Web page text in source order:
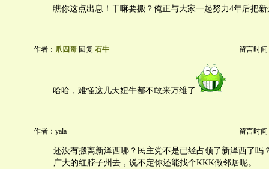
瞧你这点出息！干嘛要搬？俺正与大家一起努力4年后把
作者： 爪四哥 回复 石牛 留言时间
哈哈，难怪这几天妞牛都不敢来万维了
作者：yala 留言时间
还没有搬离新泽西哪？民主党不是已经占领了新泽西了吗
广大的红脖子州去，说不定你还能找个KKK做邻居呢。